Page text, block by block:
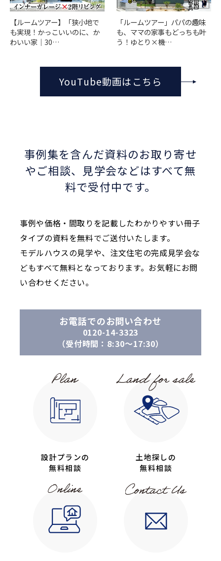
【ルームツアー】「狭小地で
も実現！かっこいいのに、か
わいい家｜30…
「ルームツアー」パパの趣味
も、ママの家事もどっちも叶
う！ゆとり×機…
YouTube動画はこちら
事例集を含んだ資料のお取り寄せ
やご相談、
見学会などはすべて無
料で受付中です。
事例や価格・間取りを記載したわかりやすい冊子
タイプの資料を無料でご送付いたします。
モデルハウスの見学や、注文住宅の完成見学会な
どもすべて無料となっております。お気軽にお問
い合わせください。
お電話でのお問い合わせ
0120-14-3323
（受付時間：8:30〜17:30）
設計プランの
無料相談
土地探しの
無料相談